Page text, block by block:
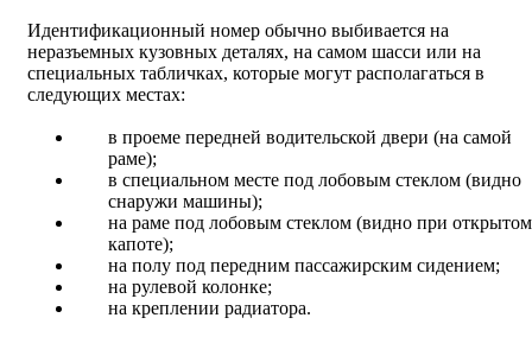
Идентификационный номер обычно выбивается на
неразъемных кузовных деталях, на самом шасси или на
специальных табличках, которые могут располагаться в
следующих местах:
в проеме передней водительской двери (на самой
раме);
в специальном месте под лобовым стеклом (видно
снаружи машины);
на раме под лобовым стеклом (видно при открытом
капоте);
на полу под передним пассажирским сидением;
на рулевой колонке;
на креплении радиатора.